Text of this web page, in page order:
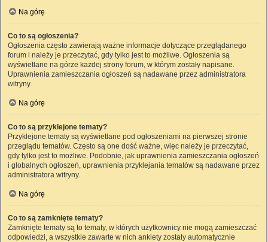
Na górę
Co to są ogłoszenia?
Ogłoszenia często zawierają ważne informacje dotyczące przeglądanego
forum i należy je przeczytać, gdy tylko jest to możliwe. Ogłoszenia są
wyświetlane na górze każdej strony forum, w którym zostały napisane.
Uprawnienia zamieszczania ogłoszeń są nadawane przez administratora
witryny.
Na górę
Co to są przyklejone tematy?
Przyklejone tematy są wyświetlane pod ogłoszeniami na pierwszej stronie
przeglądu tematów. Często są one dość ważne, więc należy je przeczytać,
gdy tylko jest to możliwe. Podobnie, jak uprawnienia zamieszczania ogłoszeń
i globalnych ogłoszeń, uprawnienia przyklejania tematów są nadawane przez
administratora witryny.
Na górę
Co to są zamknięte tematy?
Zamknięte tematy są to tematy, w których użytkownicy nie mogą zamieszczać
odpowiedzi, a wszystkie zawarte w nich ankiety zostały automatycznie